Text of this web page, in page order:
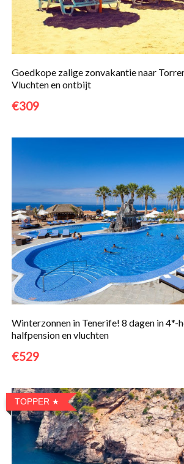
Goedkope zalige zonvakantie naar
Vluchten en ontbijt
€309
Winterzonnen in Tenerife! 8 dagen in 4*-
halfpension en vluchten
€529
TOPPER